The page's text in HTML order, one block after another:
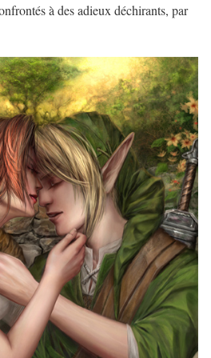
à des adieux déchirants, par